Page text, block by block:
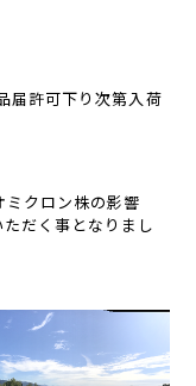
届許可下り次第入荷
クロン株の影響
だく事となりまし